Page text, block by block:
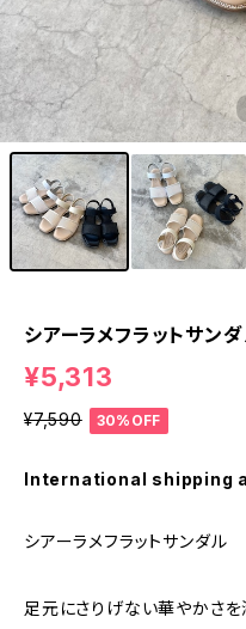
シアーラメフラットサン
¥5,313
¥7,590 30%OFF
International shipping
シアーラメフラットサンダル
足元にさりげない華やかさを